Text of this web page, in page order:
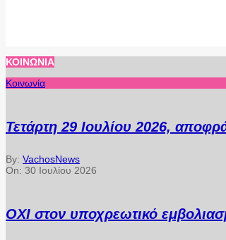
ΚΟΙΝΩΝΊΑ
Κοινωνία
Τετάρτη 29 Ιουλίου 2026,
By: VachosNews
On: 30 Ιουλίου 2026
ΟΧΙ στον υποχρεωτικό